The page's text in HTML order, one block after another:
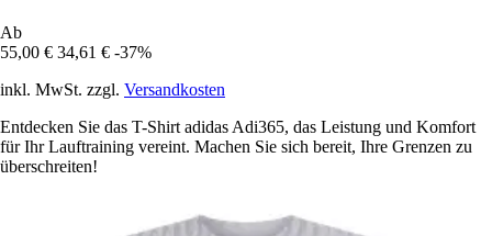
Ab
55,00 € 34,61 € -37%
inkl. MwSt. zzgl. Versandkosten
Entdecken Sie das T-Shirt adidas Adi365, das Leistung und Komfort
für Ihr Lauftraining vereint. Machen Sie sich bereit, Ihre Grenzen zu
überschreiten!